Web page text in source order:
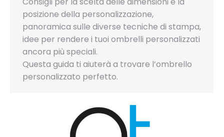
posizione della personalizzazione,
panoramica sulle diverse tecniche di stampa,
idee per rendere i tuoi ombrelli personalizzati
ancora più speciali.
Questa guida ti aiuterà a trovare l’ombrello
personalizzato perfetto.